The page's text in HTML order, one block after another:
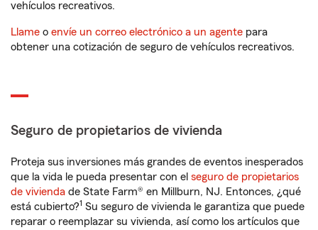
vehículos recreativos.
Llame o envíe un correo electrónico a un agente para
obtener una cotización de seguro de vehículos recreativos.
Seguro de propietarios de vivienda
Proteja sus inversiones más grandes de eventos inesperados
que la vida le pueda presentar con el seguro de propietarios
de vivienda de State Farm® en Millburn, NJ. Entonces, ¿qué
está cubierto?1 Su seguro de vivienda le garantiza que puede
reparar o reemplazar su vivienda, así como los artículos que